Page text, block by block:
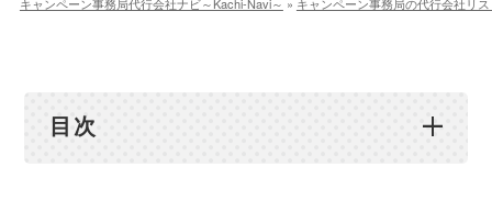
キャンペーン事務局代行会社ナビ～Kachi-Navi～ » キャンペーン事務局の代行会社リ
目次